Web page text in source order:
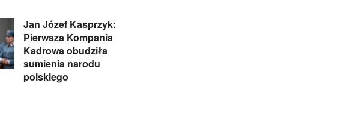
Jan Józef Kasprzyk:
Pierwsza Kompania
Kadrowa obudziła
sumienia narodu
polskiego